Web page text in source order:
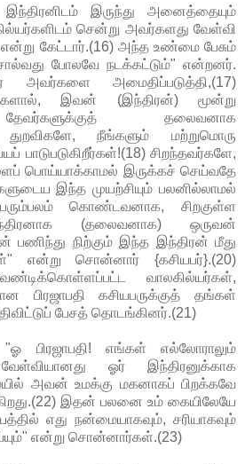
இந்திரனிடம் இருந்து அனைத்தையும்
சென்று அவர்களது வேள்வி
என்று கேட்டார்.(16) அந்த உண்மை பேசும்
போலவே நடக்கட்டும்" என்றனர்.
அவர்களை அமைதிப்படுத்தி,(17)
இவன் (இந்திரன்) மூன்று
தலைவனாக
துறவிகளே, நீங்களும் மற்றுமொரு
பாடுபடுகிறீர்கள்!(18) சிறந்தவர்களே,
பொய்யாக்காமல் இருக்கச் செய்வதே
இந்த முயற்சியும் பலனில்லாமல்
கொண்டவனாக, சிறகுள்ள
(தலைவனாக) ஒருவன்
பணிந்து நிற்கும் இந்த இந்திரன் மீது
என்று சொன்னார் {கசியபர்}.(20)
வாலகில்யர்கள்,
பிரஜாபதி கசியபருக்குத் தங்கள்
பேசத் தொடங்கினர்.(21)
பிரஜாபதி! எங்கள் எல்லோராலும்
ஓர் இந்திரனுக்காக
அவன் உமக்கு மகனாகப் பிறக்கவே
இதன் பலனை உம் கையிலேயே
எது நன்மையாகவும், சரியாகவும்
என்று சொன்னார்கள்.(23)